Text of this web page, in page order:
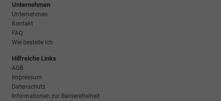
Unternehmen
Unternehmen
Kontakt
FAQ
Wie bestelle ich
Hilfreiche Links
AGB
Impressum
Datenschutz
Informationen zur Barrierefreiheit